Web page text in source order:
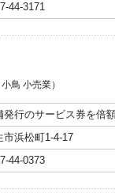
44-3171
鳥 小売業）
発行のサービス券を倍
市浜松町1-4-17
44-0373